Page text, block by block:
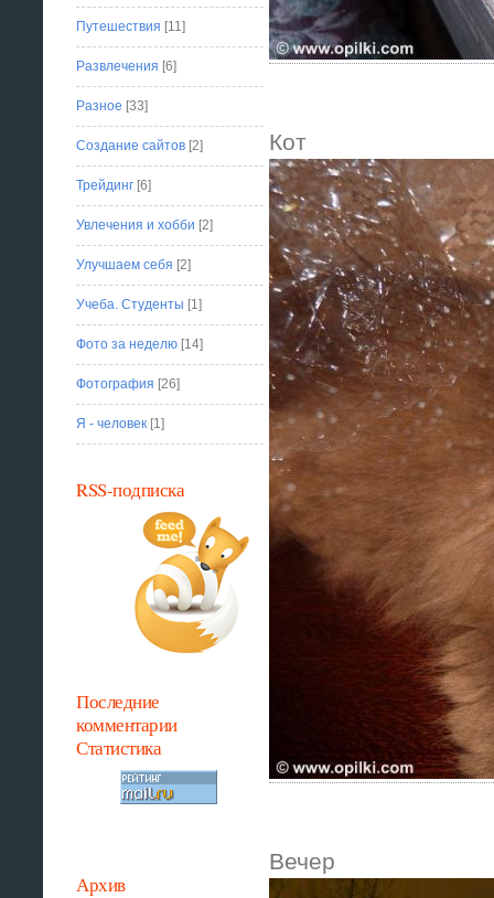
Кот
Вечер
Путешествия [11]
Развлечения [6]
Разное [33]
Создание сайтов [2]
Трейдинг [6]
Увлечения и хобби [2]
Улучшаем себя [2]
Учеба. Студенты [1]
Фото за неделю [14]
Фотография [26]
Я - человек [1]
RSS-подписка
Последние
комментарии
Статистика
Архив